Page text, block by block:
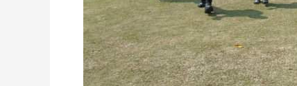
2023-
2024